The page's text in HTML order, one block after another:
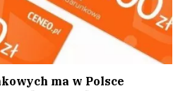
ma w Polsce